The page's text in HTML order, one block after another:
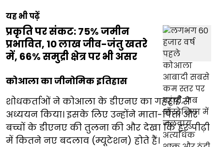
यह भी पढ़ें
प्रकृति पर संकट: 75% जमीन
प्रभावित, 10 लाख जीव-जंतु खतरे
में, 66% समुद्री क्षेत्र पर भी असर
कोआला का जीनोमिक इतिहास
शोधकर्ताओं ने कोआला के डीएनए का गहराई से
अध्ययन किया। इसके लिए उन्होंने माता-पिता और
बच्चों के डीएनए की तुलना की और देखा कि हर पीढ़ी
में कितने नए बदलाव (म्यूटेशन) होते हैं।